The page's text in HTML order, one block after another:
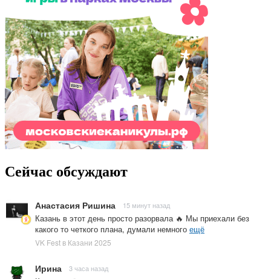
Сейчас обсуждают
Анастасия Ришина 15 минут назад
Казань в этот день просто разорвала 🔥 Мы приехали без
какого то четкого плана, думали немного ещё
VK Fest в Казани 2025
Ирина 3 часа назад